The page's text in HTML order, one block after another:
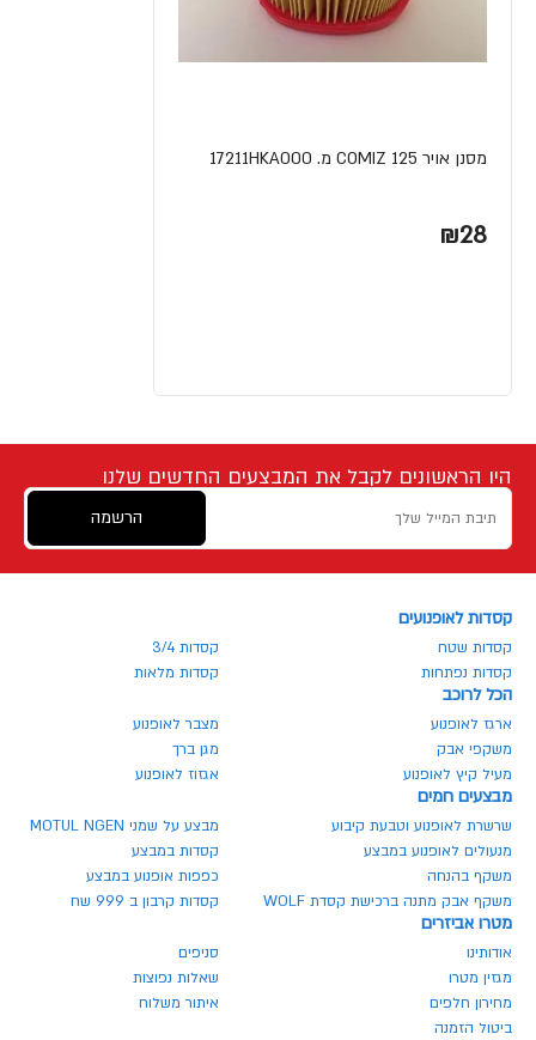
מסנן אויר COMIZ 125 מ. 17211HKA000
₪28
היו הראשונים לקבל את המבצעים החדשים שלנו
הרשמה
קסדות לאופנועים
קסדות שטח
קסדות 3/4
קסדות נפתחות
קסדות מלאות
הכל לרוכב
ארגז לאופנוע
מצבר לאופנוע
משקפי אבק
מגן ברך
מעיל קיץ לאופנוע
אגזוז לאופנוע
מבצעים חמים
שרשרת לאופנוע וטבעת קיבוע
מבצע על שמני MOTUL NGEN
מנעולים לאופנוע במבצע
קסדות במבצע
משקף בהנחה
כפפות אופנוע במבצע
משקף אבק מתנה ברכישת קסדת WOLF
קסדות קרבון ב 999 שח
מטרו אביזרים
אודותינו
סניפים
מגזין מטרו
שאלות נפוצות
מחירון חלפים
איתור משלוח
ביטול הזמנה